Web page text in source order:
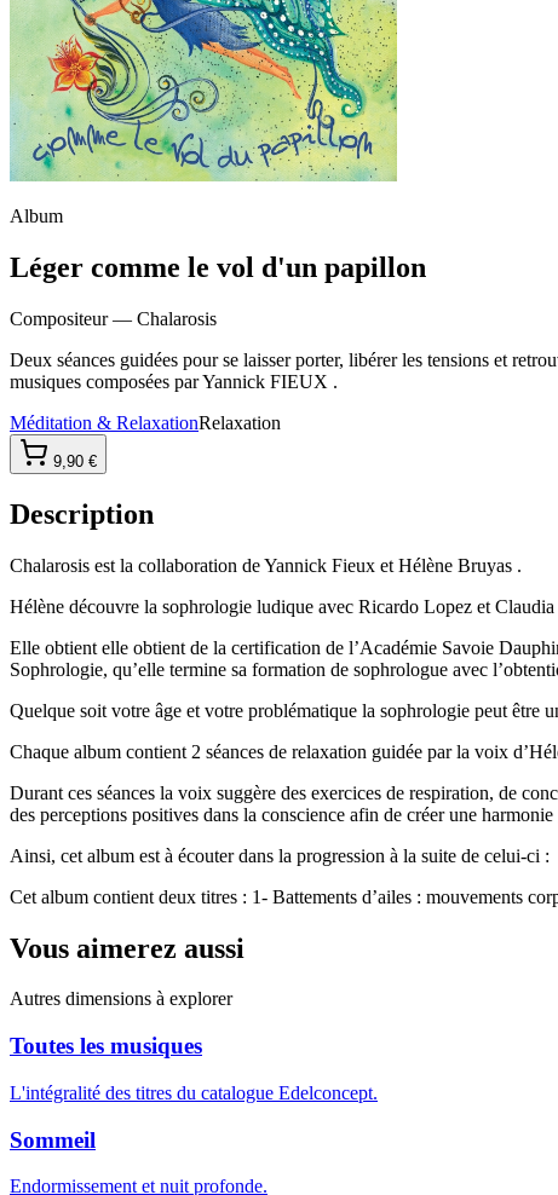
Album
Léger comme le vol d'un papillon
Compositeur — Chalarosis
Deux séances guidées pour se laisser porter, libérer les tensions et
musiques composées par Yannick FIEUX .
Méditation & RelaxationRelaxation
9,90 €
Description
Chalarosis est la collaboration de Yannick Fieux et Hélène Bruyas .
Hélène découvre la sophrologie ludique avec Ricardo Lopez et Claudia
Elle obtient elle obtient de la certification de l’Académie Savoie
Sophrologie, qu’elle termine sa formation de sophrologue avec
Quelque soit votre âge et votre problématique la sophrologie peut être
Chaque album contient 2 séances de relaxation guidée par la voix
Durant ces séances la voix suggère des exercices de respiration, de
des perceptions positives dans la conscience afin de créer une
Ainsi, cet album est à écouter dans la progression à la suite de celui-ci :
Cet album contient deux titres : 1- Battements d’ailes : mouvements
Vous aimerez aussi
Autres dimensions à explorer
Toutes les musiques
L'intégralité des titres du catalogue Edelconcept.
Sommeil
Endormissement et nuit profonde.